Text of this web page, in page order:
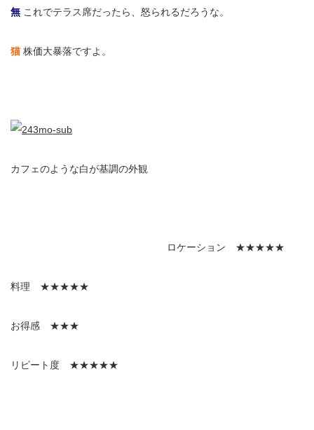
無 これでテラス席だったら、怒られるだろうな。
猫 株価大暴落ですよ。
カフェのような白が基調の外観
ロケーション ★★★★★
料理 ★★★★★
お得感 ★★★
リピート度 ★★★★★